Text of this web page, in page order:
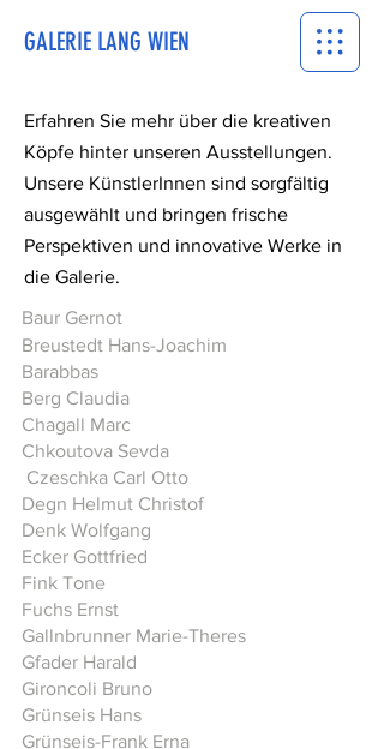
GALERIE LANG WIEN
Erfahren Sie mehr über die kreativen
Köpfe hinter unseren Ausstellungen.
Unsere KünstlerInnen sind sorgfältig
ausgewählt und bringen frische
Perspektiven und innovative Werke in
die Galerie.
Baur Gernot
Breustedt Hans-Joachim
Barabbas
Berg Claudia
Chagall Marc
Chkoutova Sevda
Czeschka Carl Otto
Degn Helmut Christof
Denk Wolfgang
Ecker Gottfried
Fink Tone
Fuchs Ernst
Gallnbrunner Marie-Theres
​Gfader Harald
Gironcoli Bruno
Grünseis Hans
Grünseis-Frank Erna